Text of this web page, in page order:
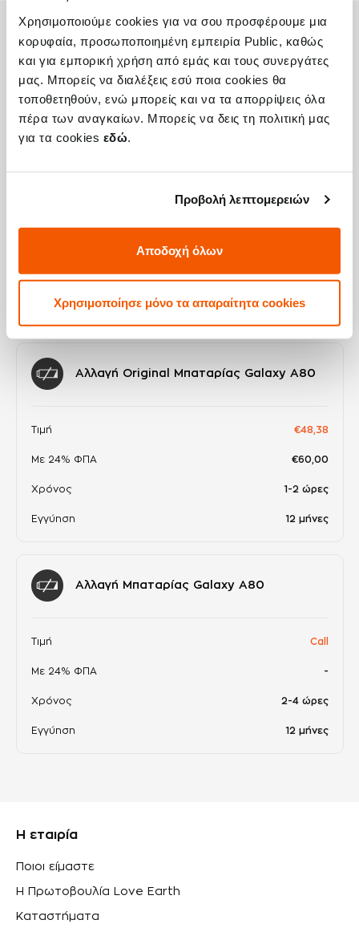
Χρησιμοποιούμε cookies για να σου προσφέρουμε μια
κορυφαία, προσωποποιημένη εμπειρία Public, καθώς
και για εμπορική χρήση από εμάς και τους συνεργάτες
μας. Μπορείς να διαλέξεις εσύ ποια cookies θα
τοποθετηθούν, ενώ μπορείς και να τα απορρίψεις όλα
πέρα των αναγκαίων. Μπορείς να δεις τη πολιτική μας
για τα cookies εδώ
Προβολή λεπτομερειών
Αποδοχή όλων
Χρησιμοποίησε μόνο τα απαραίτητα cookies
Η συσκευή σου μπορεί να χρειάζεται και
κάποια από τις παρακάτω επισκευές:
Χρόνος 2-3 ώρες
Εγγύηση 12 μήνες
Αλλαγή Original Μπαταρίας Galaxy A80
Τιμή €48,38
Με 24% ΦΠΑ €60,00
Χρόνος 1-2 ώρες
Εγγύηση 12 μήνες
Αλλαγή Μπαταρίας Galaxy A80
Τιμή Call
Με 24% ΦΠΑ -
Χρόνος 2-4 ώρες
Εγγύηση 12 μήνες
Η εταιρία
Ποιοι είμαστε
Η Πρωτοβουλία Love Earth
Καταστήματα